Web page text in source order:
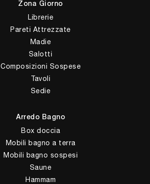
Zona Giorno
Librerie
Pareti Attrezzate
Madie
Salotti
Composizioni Sospese
Tavoli
Sedie
Arredo Bagno
Box doccia
Mobili bagno a terra
Mobili bagno sospesi
Saune
Hammam